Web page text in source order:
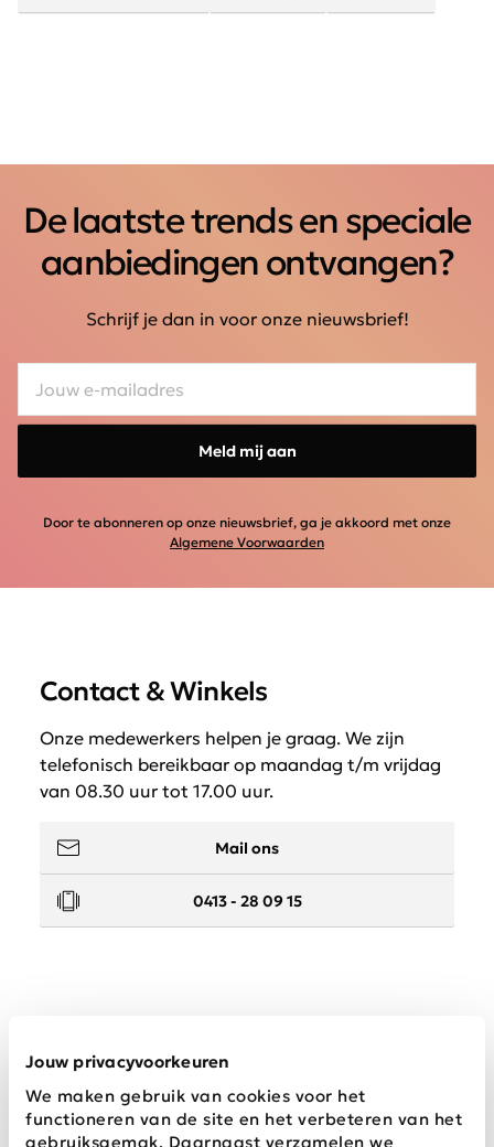
Jouw privacyvoorkeuren
We maken gebruik van cookies voor het
functioneren van de site en het verbeteren van het
gebruiksgemak. Daarnaast verzamelen we
De laatste trends en speciale
aanbiedingen ontvangen?
Schrijf je dan in voor onze nieuwsbrief!
Meld mij aan
Door te abonneren op onze nieuwsbrief, ga je akkoord met onze
Algemene Voorwaarden
Contact & Winkels
Onze medewerkers helpen je graag. We zijn
telefonisch bereikbaar op maandag t/m vrijdag
van 08.30 uur tot 17.00 uur.
Mail ons
0413 - 28 09 15
Wij zijn Schijvens mode